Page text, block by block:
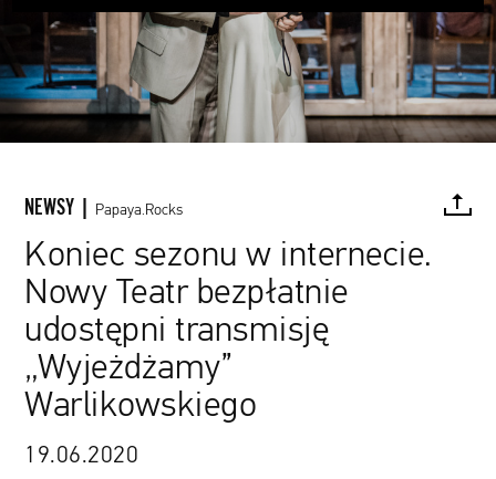
NEWSY | Papaya.Rocks
Koniec sezonu w internecie.
Nowy Teatr bezpłatnie
udostępni transmisję
„Wyjeżdżamy”
Warlikowskiego
19.06.2020
FACEBOOK TWITTER